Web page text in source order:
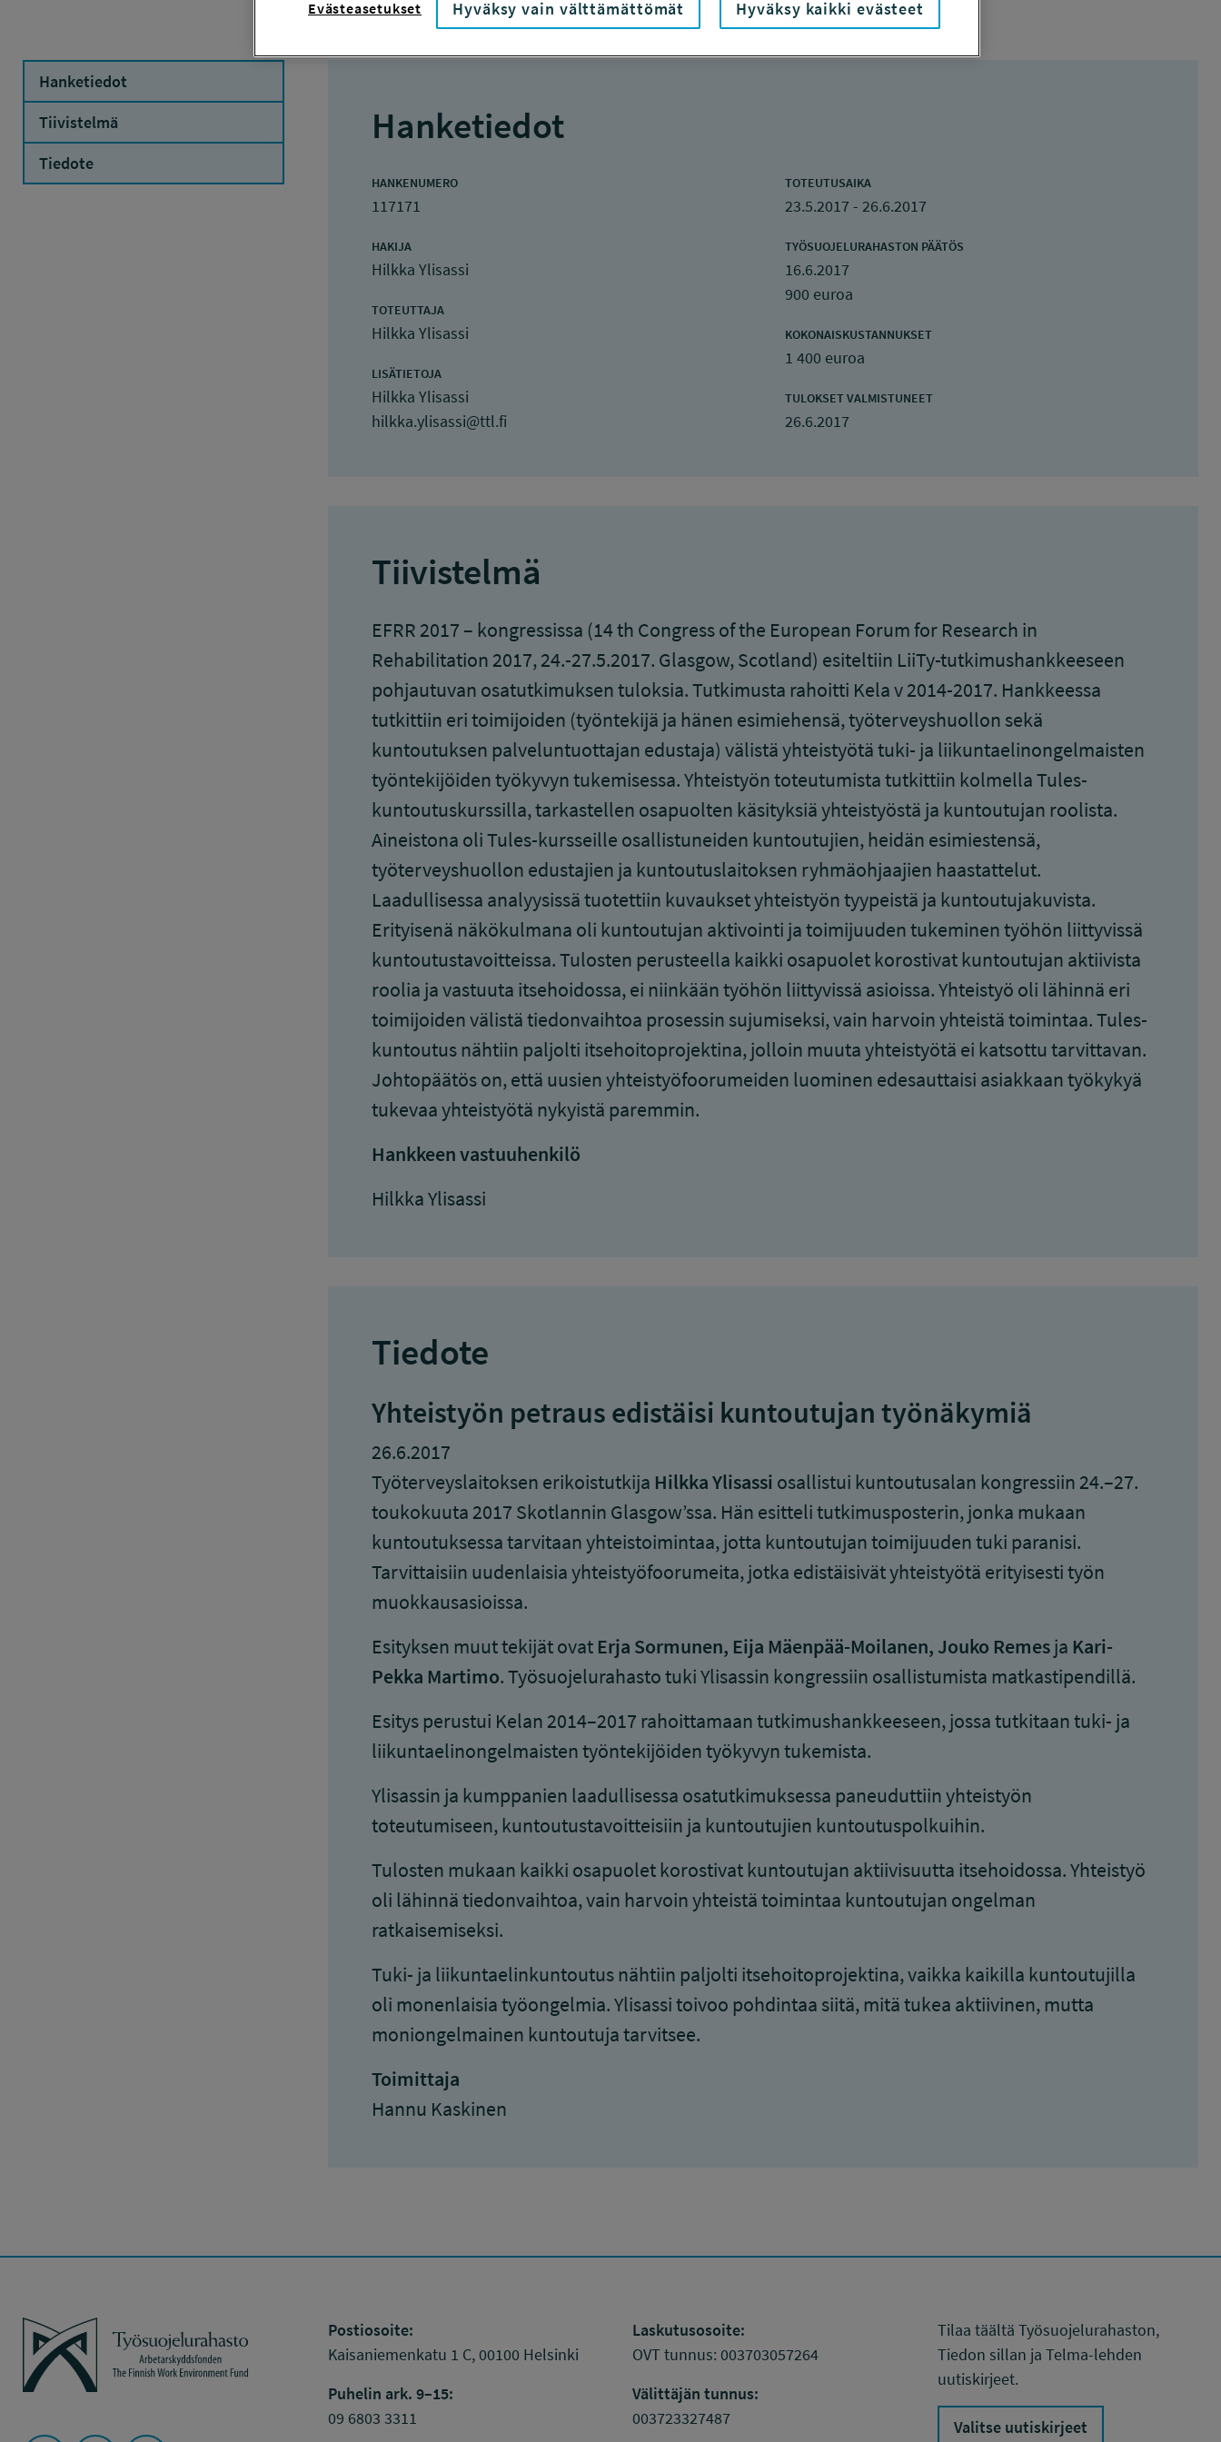
Hanketiedot
Tiivistelmä
Tiedote
Hanketiedot
HANKENUMERO
117171
HAKIJA
Hilkka Ylisassi
TOTEUTTAJA
Hilkka Ylisassi
LISÄTIETOJA
Hilkka Ylisassi
hilkka.ylisassi@ttl.fi
TOTEUTUSAIKA
23.5.2017 - 26.6.2017
TYÖSUOJELURAHASTON PÄÄTÖS
16.6.2017
900 euroa
KOKONAISKUSTANNUKSET
1 400 euroa
TULOKSET VALMISTUNEET
26.6.2017
Tiivistelmä
EFRR 2017 – kongressissa (14 th Congress of the European Forum for Research in
Rehabilitation 2017, 24.-27.5.2017. Glasgow, Scotland) esiteltiin LiiTy-tutkimushankkeeseen
pohjautuvan osatutkimuksen tuloksia. Tutkimusta rahoitti Kela v 2014-2017. Hankkeessa
tutkittiin eri toimijoiden (työntekijä ja hänen esimiehensä, työterveyshuollon sekä
kuntoutuksen palveluntuottajan edustaja) välistä yhteistyötä tuki- ja liikuntaelinongelmaisten
työntekijöiden työkyvyn tukemisessa. Yhteistyön toteutumista tutkittiin kolmella Tules-
kuntoutuskurssilla, tarkastellen osapuolten käsityksiä yhteistyöstä ja kuntoutujan roolista.
Aineistona oli Tules-kursseille osallistuneiden kuntoutujien, heidän esimiestensä,
työterveyshuollon edustajien ja kuntoutuslaitoksen ryhmäohjaajien haastattelut.
Laadullisessa analyysissä tuotettiin kuvaukset yhteistyön tyypeistä ja kuntoutujakuvista.
Erityisenä näkökulmana oli kuntoutujan aktivointi ja toimijuuden tukeminen työhön liittyvissä
kuntoutustavoitteissa. Tulosten perusteella kaikki osapuolet korostivat kuntoutujan aktiivista
roolia ja vastuuta itsehoidossa, ei niinkään työhön liittyvissä asioissa. Yhteistyö oli lähinnä eri
toimijoiden välistä tiedonvaihtoa prosessin sujumiseksi, vain harvoin yhteistä toimintaa. Tules-
kuntoutus nähtiin paljolti itsehoitoprojektina, jolloin muuta yhteistyötä ei katsottu tarvittavan.
Johtopäätös on, että uusien yhteistyöfoorumeiden luominen edesauttaisi asiakkaan työkykyä
tukevaa yhteistyötä nykyistä paremmin.
Hankkeen vastuuhenkilö
Hilkka Ylisassi
Tiedote
Yhteistyön petraus edistäisi kuntoutujan työnäkymiä
26.6.2017
Työterveyslaitoksen erikoistutkija Hilkka Ylisassi osallistui kuntoutusalan kongressiin 24.–27.
toukokuuta 2017 Skotlannin Glasgow’ssa. Hän esitteli tutkimusposterin, jonka mukaan
kuntoutuksessa tarvitaan yhteistoimintaa, jotta kuntoutujan toimijuuden tuki paranisi.
Tarvittaisiin uudenlaisia yhteistyöfoorumeita, jotka edistäisivät yhteistyötä erityisesti työn
muokkausasioissa.
Esityksen muut tekijät ovat Erja Sormunen, Eija Mäenpää-Moilanen, Jouko Remesja Kari-
Pekka Martimo. Työsuojelurahasto tuki Ylisassin kongressiin osallistumista matkastipendillä.
Esitys perustui Kelan 2014–2017 rahoittamaan tutkimushankkeeseen, jossa tutkitaan tuki- ja
liikuntaelinongelmaisten työntekijöiden työkyvyn tukemista.
Ylisassin ja kumppanien laadullisessa osatutkimuksessa paneuduttiin yhteistyön
toteutumiseen, kuntoutustavoitteisiin ja kuntoutujien kuntoutuspolkuihin.
Tulosten mukaan kaikki osapuolet korostivat kuntoutujan aktiivisuutta itsehoidossa. Yhteistyö
oli lähinnä tiedonvaihtoa, vain harvoin yhteistä toimintaa kuntoutujan ongelman
ratkaisemiseksi.
Tuki- ja liikuntaelinkuntoutus nähtiin paljolti itsehoitoprojektina, vaikka kaikilla kuntoutujilla
oli monenlaisia työongelmia. Ylisassi toivoo pohdintaa siitä, mitä tukea aktiivinen, mutta
moniongelmainen kuntoutuja tarvitsee.
Toimittaja
Hannu Kaskinen
Työsuojelurahasto
Postiosoite:
Kaisaniemenkatu 1 C, 00100 Helsinki
Puhelin ark. 9–15:
09 6803 3311
Laskutusosoite:
OVT tunnus: 003703057264
Välittäjän tunnus:
003723327487
Tilaa täältä Työsuojelurahaston,
Tiedon sillan ja Telma-lehden
uutiskirjeet.
Valitse uutiskirjeet
Hyväksy vain välttämättömät Hyväksy kaikki evästeet
Evästeasetukset